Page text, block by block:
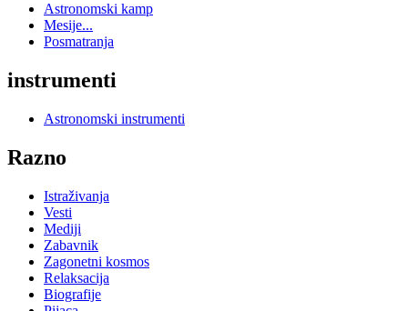
Astronomski kamp
Mesije...
Posmatranja
instrumenti
Astronomski instrumenti
Razno
Istraživanja
Vesti
Mediji
Zabavnik
Zagonetni kosmos
Relaksacija
Biografije